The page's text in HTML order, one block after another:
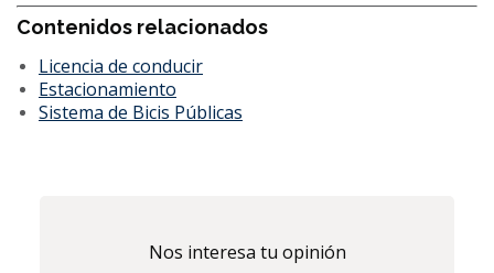
Contenidos relacionados
Licencia de conducir
Estacionamiento
Sistema de Bicis Públicas
Nos interesa tu opinión